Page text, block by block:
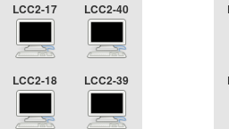
LCC2-17 LCC2-40
LCC2-18 LCC2-39